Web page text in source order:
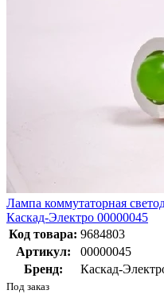
Лампа коммутаторная
Каскад-Электро 00000045
Код товара: 9684803
Артикул:
00000045
Бренд:
Каскад-
Под заказ